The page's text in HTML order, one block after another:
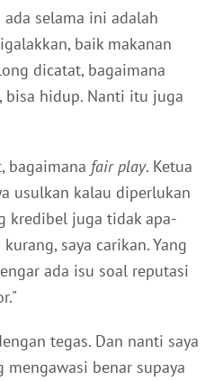
selama ini adalah
baik makanan
dicatat, bagaimana
bisa hidup. Nanti itu juga
bagaimana fair play. Ketua
usulkan kalau diperlukan
kredibel juga tidak apa-
saya carikan. Yang
ada isu soal reputasi
tegas. Dan nanti saya
benar supaya